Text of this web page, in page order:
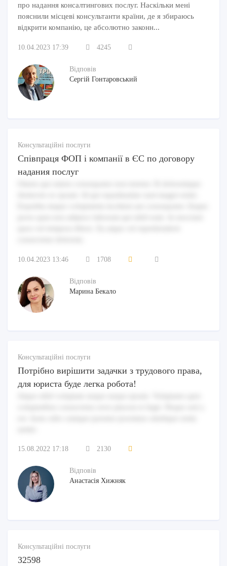
про надання консалтингових послуг. Наскільки мені
пояснили місцеві консультанти країни, де я збираюсь
відкрити компанію, це абсолютно законн...
10.04.2023 17:39 4245
Відповів
Сергій Гонтаровський
Консультаційні послуги
Співпраця ФОП і компанії в ЄС по договору
надания послуг
10.04.2023 13:46 1708
Відповів
Марина Бекало
Консультаційні послуги
Потрібно вирішити задачки з трудового права,
для юриста буде легка робота!
15.08.2022 17:18 2130
Відповів
Анастасія Хижняк
Консультаційні послуги
32598